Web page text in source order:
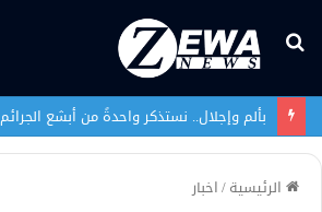
بحث
الرئيسية/اخبار